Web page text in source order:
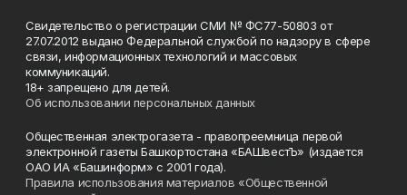
Свидетельство о регистрации СМИ № ФС77-50803 от
27.07.2012 выдано Федеральной службой по надзору в сфере
связи, информационных технологий и массовых
коммуникаций.
18+ запрещено для детей.
Об использовании персональных данных
Общественная электрогазета - правопреемница первой
электронной газеты Башкортостана «БАШвестЪ» (издается
ОАО ИА «Башинформ» с 2001 года).
Правила использования материалов «Общественной